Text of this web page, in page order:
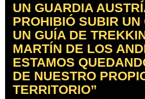
UN GUARDIA
PROHIBIÓ SUBIR UN
UN GUÍA DE
MARTÍN DE LOS
ESTAMOS
DE NUESTRO
TERRITORIO”